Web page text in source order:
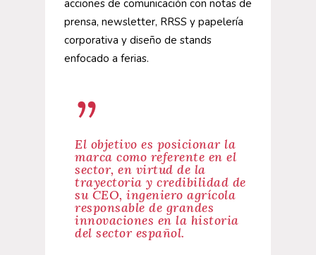
acciones de comunicación con notas de
prensa, newsletter, RRSS y papelería
corporativa y diseño de stands
enfocado a ferias.
”
El objetivo es posicionar la
marca como referente en el
sector, en virtud de la
trayectoria y credibilidad de
su CEO, ingeniero agrícola
responsable de grandes
innovaciones en la historia
del sector español.